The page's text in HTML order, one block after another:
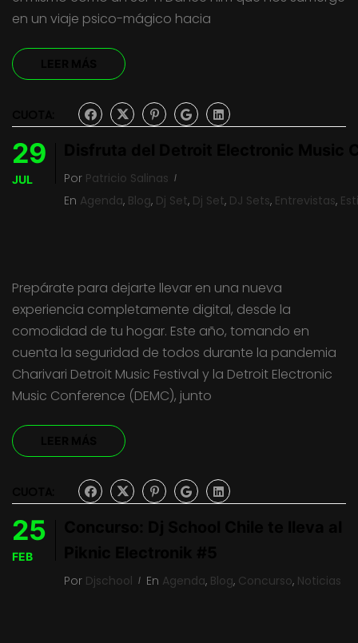
en un viaje psico-mágico hacia
29
JUL Por Patricio Salinas
En Agenda, Blog, Dj Set, Dj Set, DJ Sets, Entrevistas,
Prepárate para dejarte llevar en una nueva
experiencia completamente digital, desde la
comodidad de tu hogar. Este año, tomando en
cuenta la seguridad de todos durante la pandemia
Charivari Detroit Music Festival y la Detroit Electronic
Music Conference (DEMC), junto
25
FEB
Por Djschool En Agenda, Blog, Concurso, Noticias